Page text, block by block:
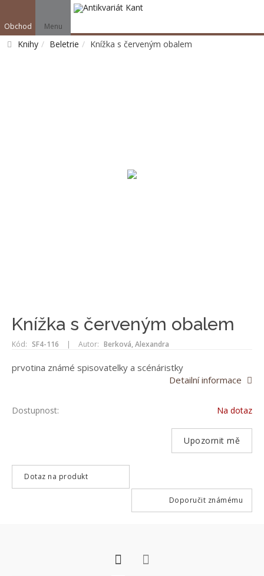
Obchod Menu
Knihy Beletrie Knížka s červeným obalem
Knížka s červeným obalem
Kód: SF4-116 | Autor: Berková, Alexandra
prvotina známé spisovatelky a scénáristky
Detailní informace
Dostupnost: Na dotaz
Upozornit mě
Dotaz na produkt
Doporučit známému